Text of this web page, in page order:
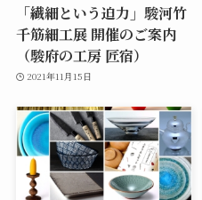
「繊細という迫力」駿河竹
千筋細工展 開催のご案内
（駿府の工房 匠宿）
2021年11月15日